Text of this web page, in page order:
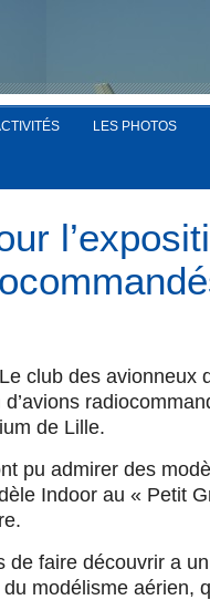
LES PHOTOS
club des avionneux
de Lille.
pu admirer des
Indoor au « Petit
de faire découvrir a
modélisme aérien,